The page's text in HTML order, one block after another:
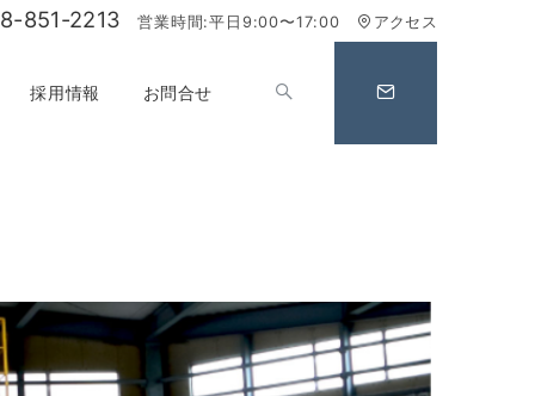
851-2213 営業時間:平日9:00〜17:00 アクセス
採用情報 お問合せ